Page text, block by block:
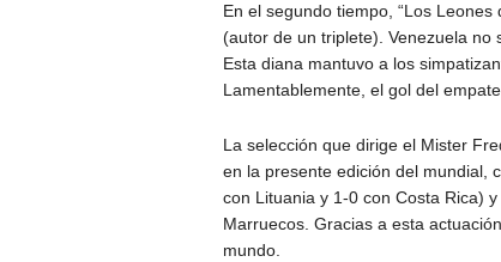
En el segundo tiempo, “Los
(autor de un triplete). Venezuela
Esta diana mantuvo a los
Lamentablemente, el gol del
La selección que dirige el Mister
en la presente edición del mundial,
con Lituania y 1-0 con Costa Rica)
Marruecos. Gracias a esta
mundo.